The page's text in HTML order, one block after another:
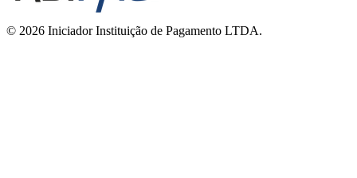
© 2026 Iniciador Instituição de Pagamento LTDA.